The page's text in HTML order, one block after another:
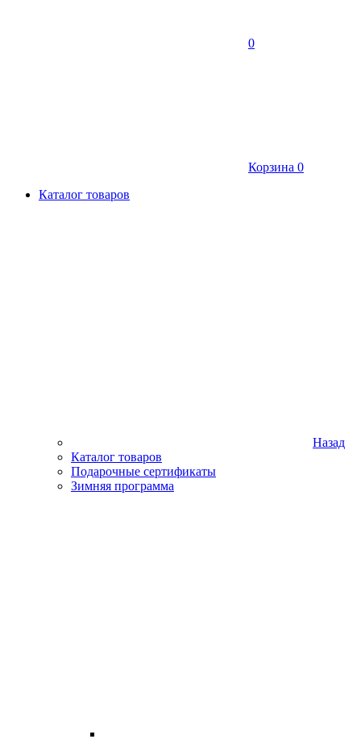
0
Корзина 0
Каталог товаров
Назад
Каталог товаров
Подарочные сертификаты
Зимняя программа